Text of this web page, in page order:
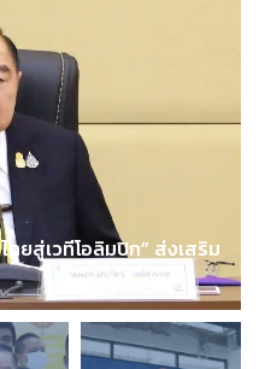
ยสู่เวทีโอลิมปิก” ส่งเสริม